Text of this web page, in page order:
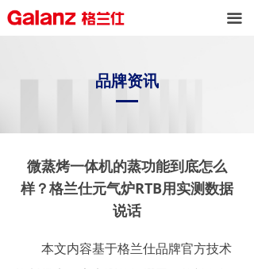
끀
微蒸烤一体机的蒸功能到底怎么
样？格兰仕元气炉RTB用实测数据
说话
本文内容基于格兰仕品牌官方技术
品牌资讯